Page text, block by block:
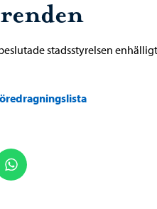
stadsstyrelsen
på LinkedIn